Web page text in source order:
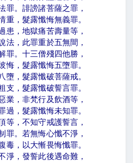
罪。誹謗諸菩薩之罪，
重，髮露懺悔無義罪。
患，地獄痛苦壽量等，
法，此罪重於五無間，
罪。十三僧殘四他勝，
悔，髮露懺悔五墮罪。
墮，髮露懺破菩薩戒。
支，髮露懺破誓言罪。
業，非梵行及飲酒等，
過，髮露懺悔未知罪。
等，不知守戒護誓言，
罪。若無悔心懺不淨，
毒，以大慚畏悔懺罪。
淨，發誓此後遇命難，